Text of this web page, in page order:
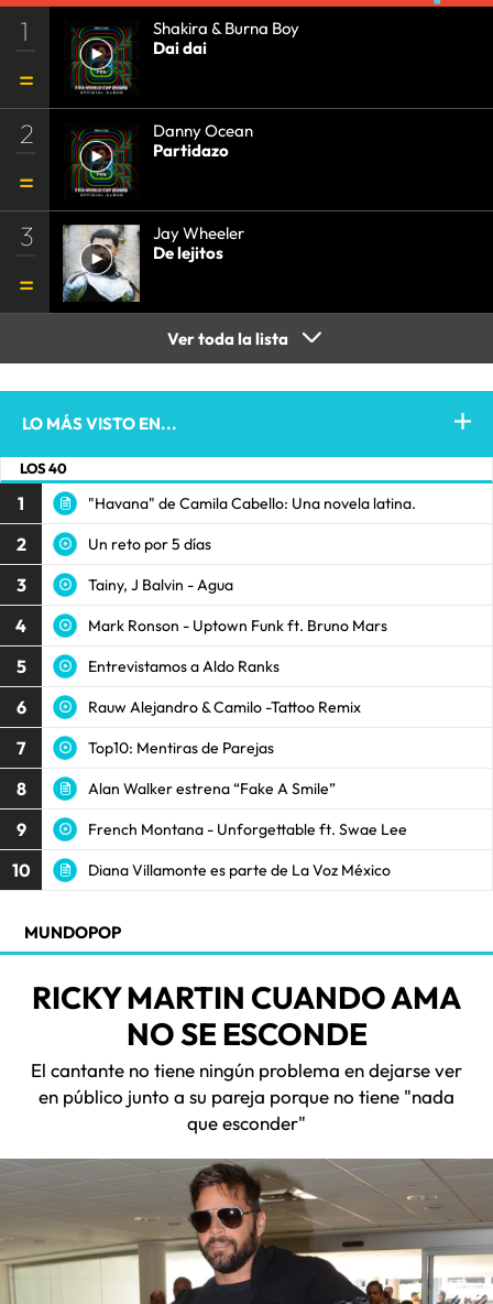
1
Shakira & Burna Boy
Dai dai
2
Danny Ocean
Partidazo
3
Jay Wheeler
De lejitos
Ver toda la lista
LO MÁS VISTO EN...
LOS 40
1 "Havana" de Camila Cabello: Una novela latina.
2 Un reto por 5 días
3 Tainy, J Balvin - Agua
4 Mark Ronson - Uptown Funk ft. Bruno Mars
5 Entrevistamos a Aldo Ranks
6 Rauw Alejandro & Camilo -Tattoo Remix
7 Top10: Mentiras de Parejas
8 Alan Walker estrena “Fake A Smile”
9 French Montana - Unforgettable ft. Swae Lee
10 Diana Villamonte es parte de La Voz México
MUNDOPOP
RICKY MARTIN CUANDO AMA
NO SE ESCONDE
El cantante no tiene ningún problema en dejarse ver
en público junto a su pareja porque no tiene "nada
que esconder"